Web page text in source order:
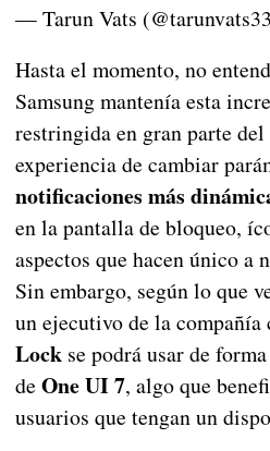
— Tarun Vats
Hasta el momento, no
Samsung mantenía esta
restringida en gran parte
experiencia de cambiar
notificaciones más
en la pantalla de bloqueo,
aspectos que hacen único a
Sin embargo, según lo que
un ejecutivo de la compañía
Lockse podrá usar de
de One UI 7, algo que
usuarios que tengan un